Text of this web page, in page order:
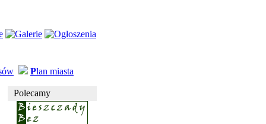
Plan miasta
Polecamy